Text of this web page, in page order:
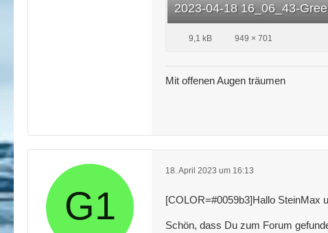
2023-04-18 16_06_43-
9,1 kB 949 × 701
Mit offenen Augen träumen
18. April 2023 um 16:13
[COLOR=#0059b3]Hallo SteinMax
Schön, dass Du zum Forum